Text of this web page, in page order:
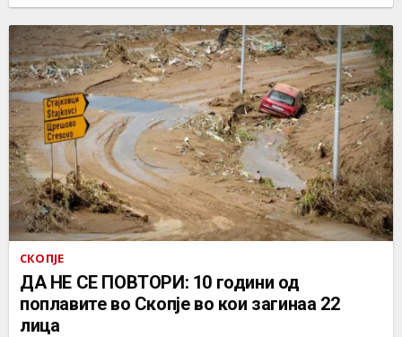
СКОПЈЕ
ДА НЕ СЕ ПОВТОРИ: 10 години од
поплавите во Скопје во кои загинаа 22
лица